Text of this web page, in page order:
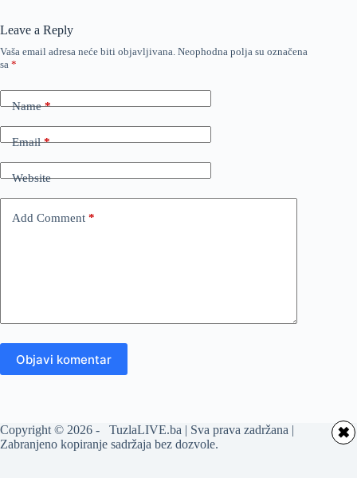
Leave a Reply
Vaša email adresa neće biti objavljivana. Neophodna polja su označena
sa *
Name*
Email*
Website
Add Comment *
Objavi komentar
Copyright © 2026 - TuzlaLIVE.ba | Sva prava zadržana |
Zabranjeno kopiranje sadržaja bez dozvole.
✖